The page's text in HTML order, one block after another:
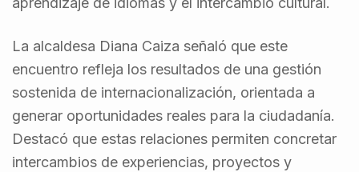
La alcaldesa Diana Caiza señaló que este
encuentro refleja los resultados de una gestión
sostenida de internacionalización, orientada a
generar oportunidades reales para la ciudadanía.
Destacó que estas relaciones permiten concretar
intercambios de experiencias, proyectos y